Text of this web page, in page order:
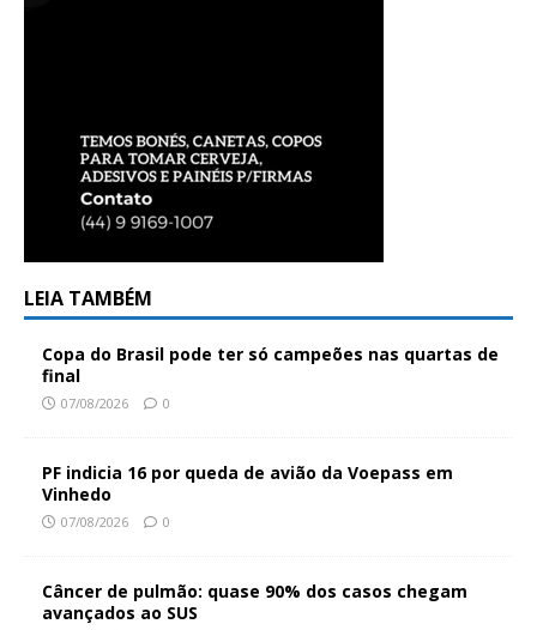
LEIA TAMBÉM
Copa do Brasil pode ter só campeões nas quartas de
final
07/08/2026 0
PF indicia 16 por queda de avião da Voepass em
Vinhedo
07/08/2026 0
Câncer de pulmão: quase 90% dos casos chegam
avançados ao SUS